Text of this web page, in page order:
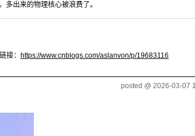
多出来的物理核心被浪费了。
接： https://www.cnblogs.com/aslanvon/p/19683116
posted @ 2026-03-07